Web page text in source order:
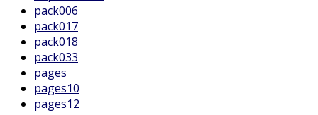
pack006
pack017
pack018
pack033
pages
pages10
pages12